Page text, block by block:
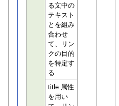
る文中の
テキスト
とを組み
合わせ
て、リン
クの目的
を特定す
る
title 属性
を用い